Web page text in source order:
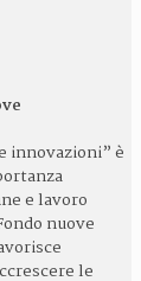
innovazioni” è
e lavoro
nuove
le